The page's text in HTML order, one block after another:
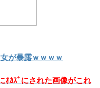
が暴露ｗｗｗｗ
ｵｶｽﾞにされた画像がこれ